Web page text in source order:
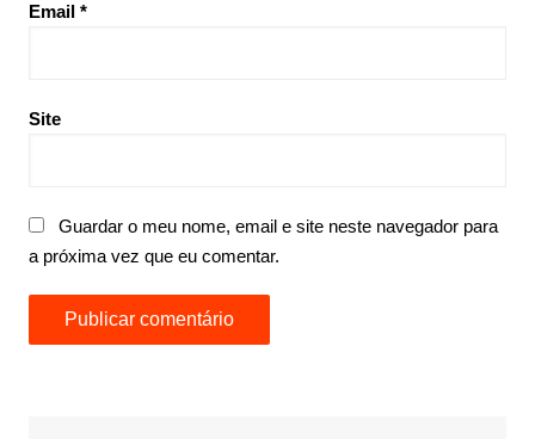
Email *
Site
Guardar o meu nome, email e site neste navegador para
a próxima vez que eu comentar.